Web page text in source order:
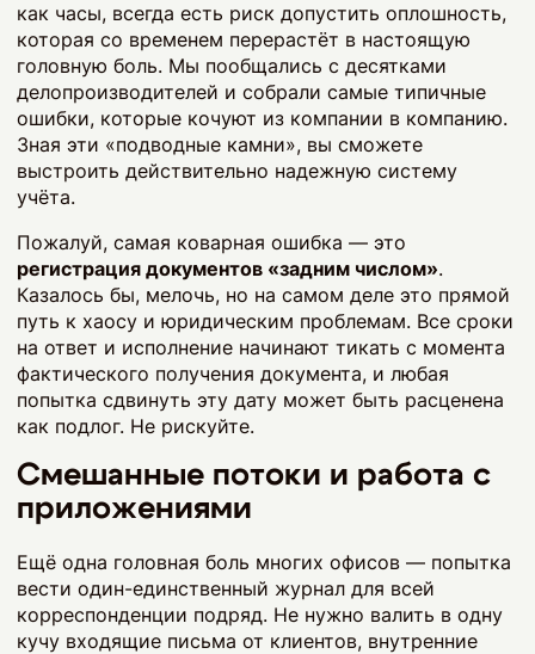
как часы, всегда есть риск допустить оплошность,
которая со временем перерастёт в настоящую
головную боль. Мы пообщались с десятками
делопроизводителей и собрали самые типичные
ошибки, которые кочуют из компании в компанию.
Зная эти «подводные камни», вы сможете
выстроить действительно надежную систему
учёта.
Пожалуй, самая коварная ошибка — это
регистрация документов «задним числом».
Казалось бы, мелочь, но на самом деле это прямой
путь к хаосу и юридическим проблемам. Все сроки
на ответ и исполнение начинают тикать с момента
фактического получения документа, и любая
попытка сдвинуть эту дату может быть расценена
как подлог. Не рискуйте.
Смешанные потоки и работа с
приложениями
Ещё одна головная боль многих офисов — попытка
вести один-единственный журнал для всей
корреспонденции подряд. Не нужно валить в одну
кучу входящие письма от клиентов, внутренние